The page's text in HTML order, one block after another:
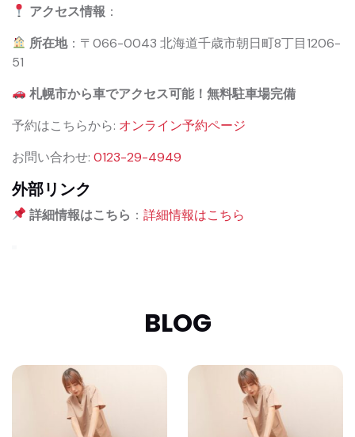
アクセス情報 ：
所在地：〒066-0043 北海道千歳市朝日町8丁目1206-
51
札幌市から車でアクセス可能！無料駐車場完備
予約はこちらから: オンライン予約ページ
お問い合わせ: 0123-29-4949
外部リンク
詳細情報はこちら ：詳細情報はこちら
BLOG